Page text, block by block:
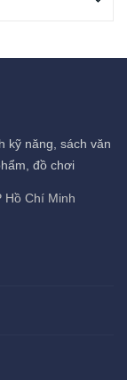
kỹ năng, sách văn
đồ chơi
Hồ Chí Minh